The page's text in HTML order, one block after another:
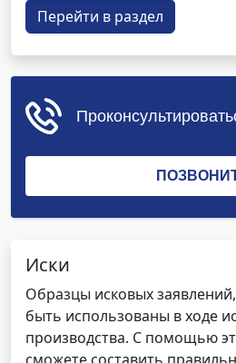
Перейти в раздел
Иски
Образцы исковых
быть использованы в ходе
производства. С помощью